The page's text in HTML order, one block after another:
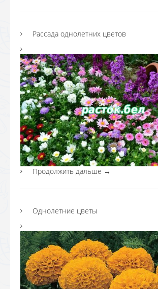
Рассада однолетних цветов
Продолжить дальше →
Однолетние цветы